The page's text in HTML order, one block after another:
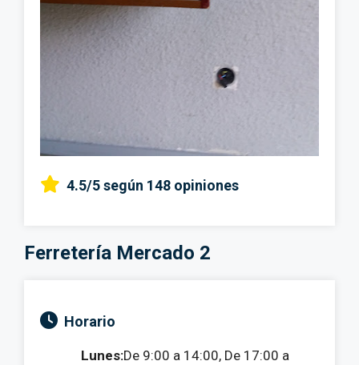
4.5/5según 148 opiniones
Ferretería Mercado 2
Horario
Lunes:De 9:00 a 14:00, De 17:00 a